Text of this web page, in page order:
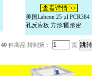
查看详情 >>
美国Labcon 25 µl PCR384
孔反应板 方形/圆形密
40 件商品 转到第： 页